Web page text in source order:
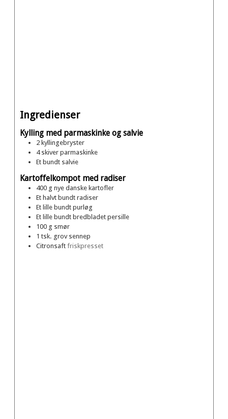
Ingredienser
Kylling med parmaskinke og salvie
2 kyllingebryster
4 skiver parmaskinke
Et bundt salvie
Kartoffelkompot med radiser
400 g nye danske kartofler
Et halvt bundt radiser
Et lille bundt purløg
Et lille bundt bredbladet persille
100 g smør
1 tsk. grov sennep
Citronsaft friskpresset